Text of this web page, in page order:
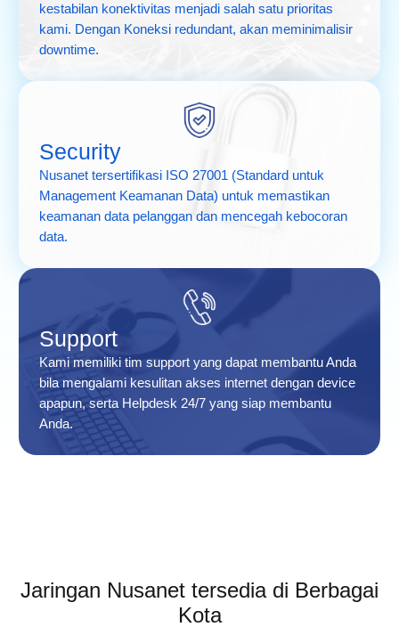
kestabilan konektivitas menjadi salah satu prioritas
kami. Dengan Koneksi redundant, akan meminimalisir
downtime.
Security
Nusanet tersertifikasi ISO 27001 (Standard untuk
Management Keamanan Data) untuk memastikan
keamanan data pelanggan dan mencegah kebocoran
data.
Support
Kami memiliki tim support yang dapat membantu Anda
bila mengalami kesulitan akses internet dengan device
apapun, serta Helpdesk 24/7 yang siap membantu
Anda.
Jaringan Nusanet tersedia di Berbagai
Kota